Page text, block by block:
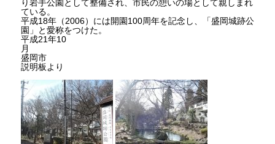
り岩手公園として整備され、市民の憩いの場として親しまれ
ている。
平成18年（2006）には開園100周年を記念し、「盛岡城跡公
園」と愛称をつけた。
平成21年10
月
盛岡市
説明板より